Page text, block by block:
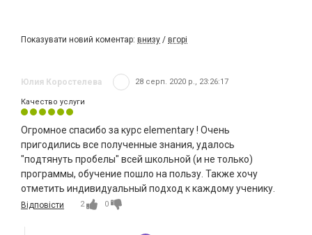
Показувати новий коментар: внизу / вгорі
Юлия Коростелева 28 серп. 2020 р., 23:26:17
Качество услуги
Огромное спасибо за курс elementary ! Очень
пригодились все полученные знания, удалось
"подтянуть пробелы" всей школьной (и не только)
программы, обучение пошло на пользу. Также хочу
отметить индивидуальный подход к каждому ученику.
Відповісти 2 0